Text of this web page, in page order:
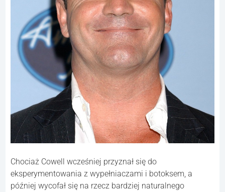
Chociaż Cowell wcześniej przyznał się do
eksperymentowania z wypełniaczami i botoksem, a
później wycofał się na rzecz bardziej naturalnego